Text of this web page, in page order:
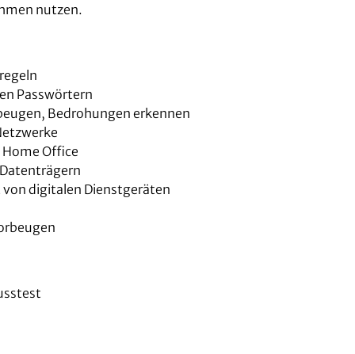
nutzen.
Passwörtern
Bedrohungen erkennen
Office
digitalen Dienstgeräten